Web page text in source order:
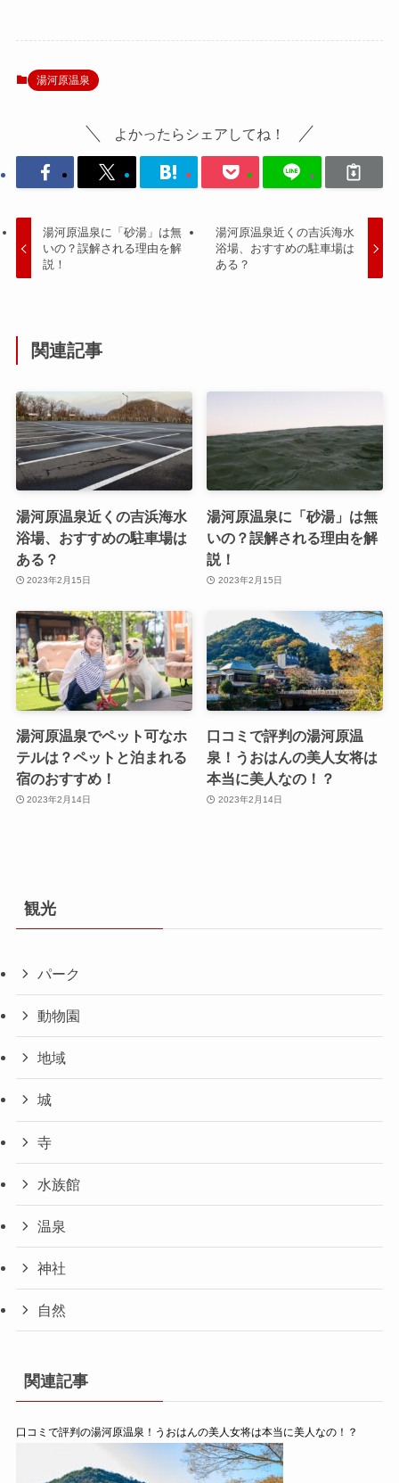
湯河原温泉
よかったらシェアしてね！
湯河原温泉に「砂湯」は無
いの？誤解される理由を解
説！
湯河原温泉近くの吉浜海水
浴場、おすすめの駐車場は
ある？
関連記事
湯河原温泉近くの吉浜海水
浴場、おすすめの駐車場は
ある？
2023年2月15日
湯河原温泉に「砂湯」は無
いの？誤解される理由を解
説！
2023年2月15日
湯河原温泉でペット可なホ
テルは？ペットと泊まれる
宿のおすすめ！
2023年2月14日
口コミで評判の湯河原温
泉！うおはんの美人女将は
本当に美人なの！？
2023年2月14日
観光
パーク
動物園
地域
城
寺
水族館
温泉
神社
自然
関連記事
口コミで評判の湯河原温泉！うおはんの美人女将は本当に美人なの！？